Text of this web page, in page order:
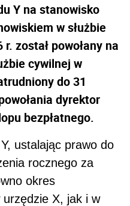
Y na stanowisko
w służbie
został powołany na
cywilnej w
do 31
dyrektor
bezpłatnego.
ustalając prawo do
rocznego za
okres
X, jak i w